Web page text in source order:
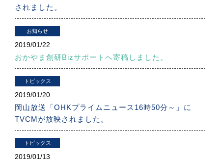
されました。
お知らせ
2019/01/22
おかやま創研Bizサポートへ寄稿しました。
トピックス
2019/01/20
岡山放送「OHKプライムニュース16時50分～」に
TVCMが放映されました。
トピックス
2019/01/13